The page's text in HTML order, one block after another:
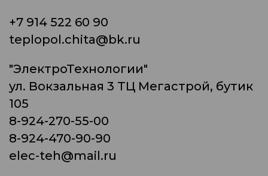
+7 914 522 60 90
teplopol.chita@bk.ru
"ЭлектроТехнологии"
ул. Вокзальная 3 ТЦ Мегастрой, бутик
105
8-924-270-55-00
8-924-470-90-90
elec-teh@mail.ru